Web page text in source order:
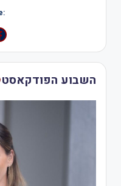
:Follow Me
השבוע הפודקאסט